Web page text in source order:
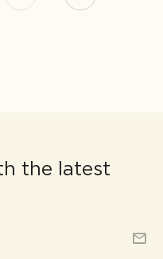
the latest